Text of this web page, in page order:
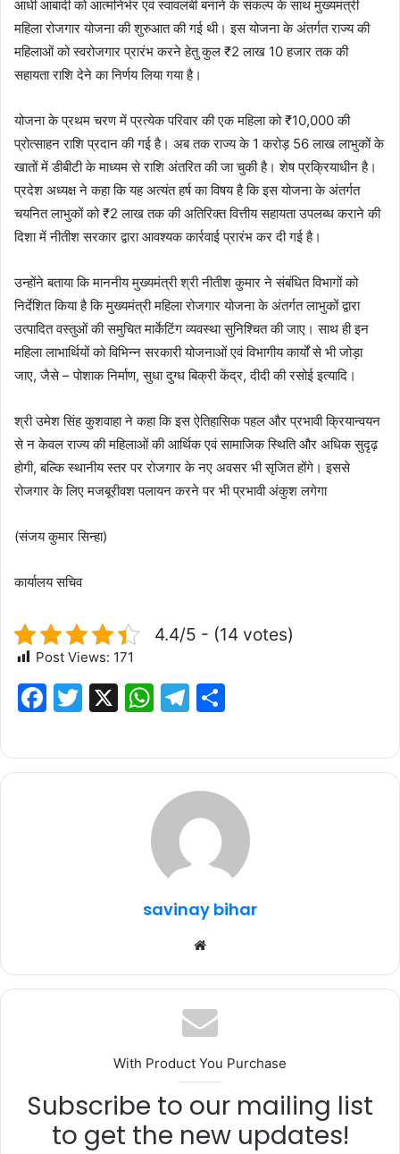
आधी आबादी को आत्मनिर्भर एवं स्वावलंबी बनाने के संकल्प के साथ मुख्यमंत्री
महिला रोजगार योजना की शुरुआत की गई थी। इस योजना के अंतर्गत राज्य की
महिलाओं को स्वरोजगार प्रारंभ करने हेतु कुल ₹2 लाख 10 हजार तक की
सहायता राशि देने का निर्णय लिया गया है।
योजना के प्रथम चरण में प्रत्येक परिवार की एक महिला को ₹10,000 की
प्रोत्साहन राशि प्रदान की गई है। अब तक राज्य के 1 करोड़ 56 लाख लाभुकों के
खातों में डीबीटी के माध्यम से राशि अंतरित की जा चुकी है। शेष प्रक्रियाधीन है।
प्रदेश अध्यक्ष ने कहा कि यह अत्यंत हर्ष का विषय है कि इस योजना के अंतर्गत
चयनित लाभुकों को ₹2 लाख तक की अतिरिक्त वित्तीय सहायता उपलब्ध कराने की
दिशा में नीतीश सरकार द्वारा आवश्यक कार्रवाई प्रारंभ कर दी गई है।
उन्होंने बताया कि माननीय मुख्यमंत्री श्री नीतीश कुमार ने संबंधित विभागों को
निर्देशित किया है कि मुख्यमंत्री महिला रोजगार योजना के अंतर्गत लाभुकों द्वारा
उत्पादित वस्तुओं की समुचित मार्केटिंग व्यवस्था सुनिश्चित की जाए। साथ ही इन
महिला लाभार्थियों को विभिन्न सरकारी योजनाओं एवं विभागीय कार्यों से भी जोड़ा
जाए, जैसे – पोशाक निर्माण, सुधा दुग्ध बिक्री केंद्र, दीदी की रसोई इत्यादि।
श्री उमेश सिंह कुशवाहा ने कहा कि इस ऐतिहासिक पहल और प्रभावी क्रियान्वयन
से न केवल राज्य की महिलाओं की आर्थिक एवं सामाजिक स्थिति और अधिक सुदृढ़
होगी, बल्कि स्थानीय स्तर पर रोजगार के नए अवसर भी सृजित होंगे। इससे
रोजगार के लिए मजबूरीवश पलायन करने पर भी प्रभावी अंकुश लगेगा
(संजय कुमार सिन्हा)
कार्यालय सचिव
4.4/5 - (14 votes)
Post Views: 171
F
c
e
T
it
te
X
W
at
s
A
p
T
e
g
ra
ar
e
savinay bihar
With Product You Purchase
Subscribe to our mailing list
to get the new updates!